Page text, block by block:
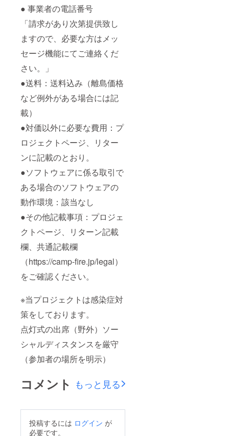
● 事業者の電話番号
「請求があり次第提供致し
ますので、必要な方はメッ
セージ機能にてご連絡くだ
さい。」
●送料：送料込み（離島価格
など例外がある場合には記
載）
●対価以外に必要な費用：プ
ロジェクトページ、リター
ンに記載のとおり。
●ソフトウェアに係る取引で
ある場合のソフトウェアの
動作環境：該当なし
●その他記載事項：プロジェ
クトページ、リターン記載
欄、共通記載欄
（https://camp-fire.jp/legal）
をご確認ください。
※当プロジェクトは感染症対
策をしております。
点灯式の出席（野外）ソー
シャルディスタンスを厳守
（参加者の場所を明示）
コメント もっと見る
投稿するには ログイン が
必要です。